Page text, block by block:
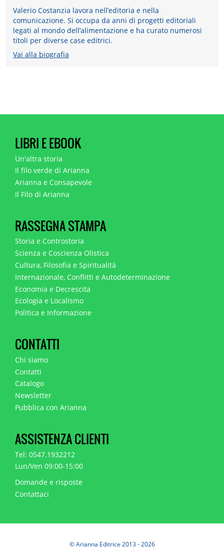
Valerio Costanzia lavora nell’editoria e nella
comunicazione. Si occupa da anni di progetti editoriali
legati al mondo dell’alimentazione e ha curato numerosi
titoli per diverse case editrici.
Vai alla biografia
LIBRI E EBOOK
Un'altra storia
Il filo verde di Arianna
Arianna e Consapevole
Il Filo di Arianna
RASSEGNA STAMPA
Storia e Controstoria
Scienza e Coscienza Olistica
Cultura, Filosofia e Spiritualità
Internazionale, Conflitti e Autodeterminazione
Economia e Decrescita
Ecologia e Localismo
Politica e Informazione
CONTATTI
Chi siamo
Contatti
Catalogo
Newsletter
Pubblica con Arianna
ASSISTENZA CLIENTI
Tel: 0547.1932212
Lun/Ven 09:00-15:00
Domande e risposte
Contattaci
© Arianna Editrice 2013 - 2026